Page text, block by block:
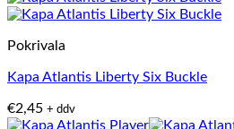
Pokrivala
Kapa Atlantis Liberty Six Buckle
€2,45 + ddv